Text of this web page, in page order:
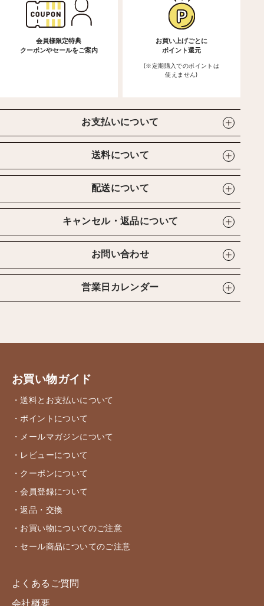
会員様限定特典
クーポンやセールをご案内
お買い上げごとに
ポイント還元
(※定期購入でのポイントは
使えません)
お支払いについて
送料について
配送について
キャンセル・返品について
お問い合わせ
営業日カレンダー
お買い物ガイド
・送料とお支払いについて
・ポイントについて
・メールマガジンについて
・レビューについて
・クーポンについて
・会員登録について
・返品・交換
・お買い物についてのご注意
・セール商品についてのご注意
よくあるご質問